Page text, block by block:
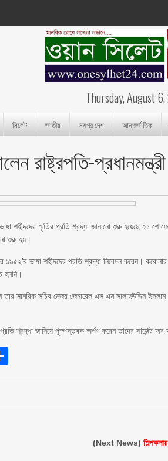
Thursday, August
সিলেট জাতীয় সমগ্র দেশ আন্তর্জাতিক
রাষ্ট্রপতি-প্রধানমন্ত্রী
শহীদদের স্মৃতির প্রতি শ্রদ্ধা জানানো শুরু হয়েছে ২১
শুরু হয়।
১৯৫২’র ভাষা শহীদদের প্রতি শ্রদ্ধা নিবেদন করেন।
হননি।
সামরিক সচিব মেজর জেনারেল এস এম সালাহউদ্দিন
শ্রদ্ধা জানিয়ে পুস্পস্তবক অর্পণ করেন তাদের সার্জেন্ট
(Next News)